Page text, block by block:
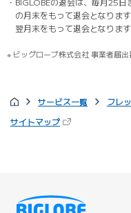
の月末をもって退会となりま
翌月末をもって退会となります
※ ビッグローブ株式会社 事業者届
サービス一覧 フレ
サイトマップ